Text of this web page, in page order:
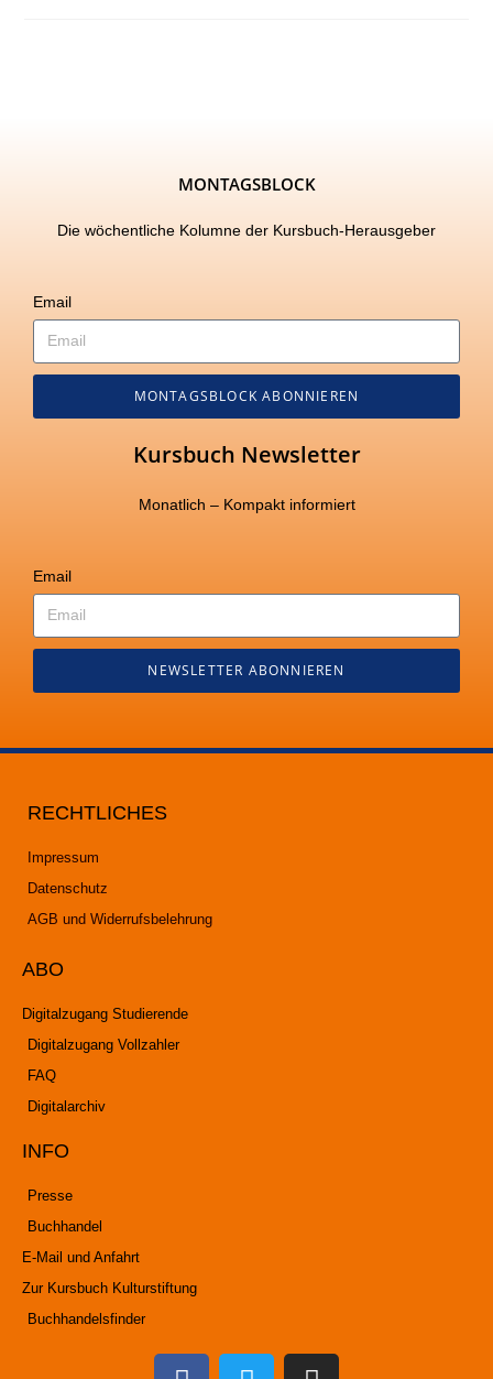
MONTAGSBLOCK
Die wöchentliche Kolumne der Kursbuch-Herausgeber
Email
MONTAGSBLOCK ABONNIEREN
Kursbuch Newsletter
Monatlich – Kompakt informiert
Email
NEWSLETTER ABONNIEREN
RECHTLICHES
Impressum
Datenschutz
AGB und Widerrufsbelehrung
ABO
Digitalzugang Studierende
Digitalzugang Vollzahler
FAQ
Digitalarchiv
INFO
Presse
Buchhandel
E-Mail und Anfahrt
Zur Kursbuch Kulturstiftung
Buchhandelsfinder